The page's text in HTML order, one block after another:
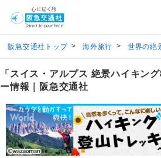
阪急交通社トップ > 海外旅行 > 世界の絶
「スイス・アルプス 絶景ハイキン
ー情報｜阪急交通社